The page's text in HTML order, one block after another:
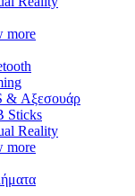
more
& Αξεσουάρ
Sticks
Reality
more